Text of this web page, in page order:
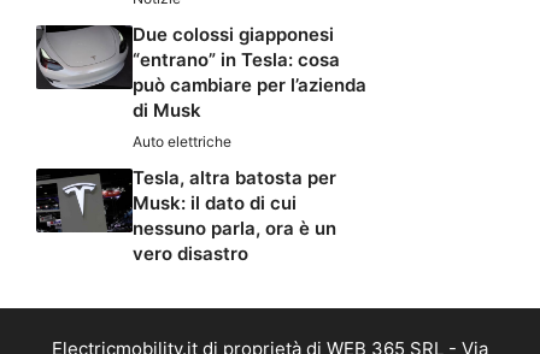
Due colossi giapponesi
“entrano” in Tesla: cosa
può cambiare per l’azienda
di Musk
Auto elettriche
Tesla, altra batosta per
Musk: il dato di cui
nessuno parla, ora è un
vero disastro
Electricmobility.it di proprietà di WEB 365 SRL - Via